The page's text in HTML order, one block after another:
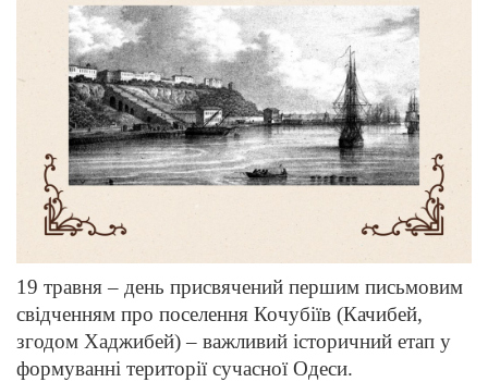
19 травня – день присвячений першим письмовим
свідченням про поселення Кочубіїв (Качибей,
згодом Хаджибей) – важливий історичний етап у
формуванні території сучасної Одеси.